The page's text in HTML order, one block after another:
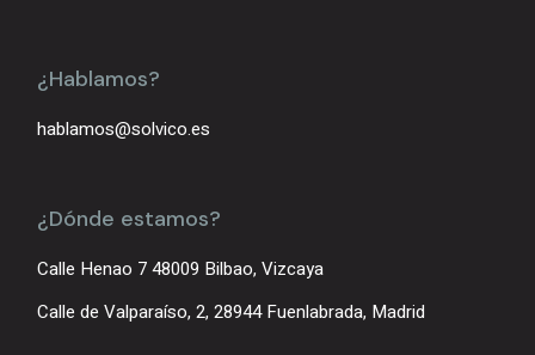
¿Hablamos?
hablamos@solvico.es
¿Dónde estamos?
Calle Henao 7 48009 Bilbao, Vizcaya
Calle de Valparaíso, 2, 28944 Fuenlabrada, Madrid